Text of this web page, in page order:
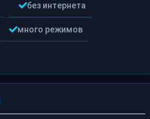
без интернета
много режимов